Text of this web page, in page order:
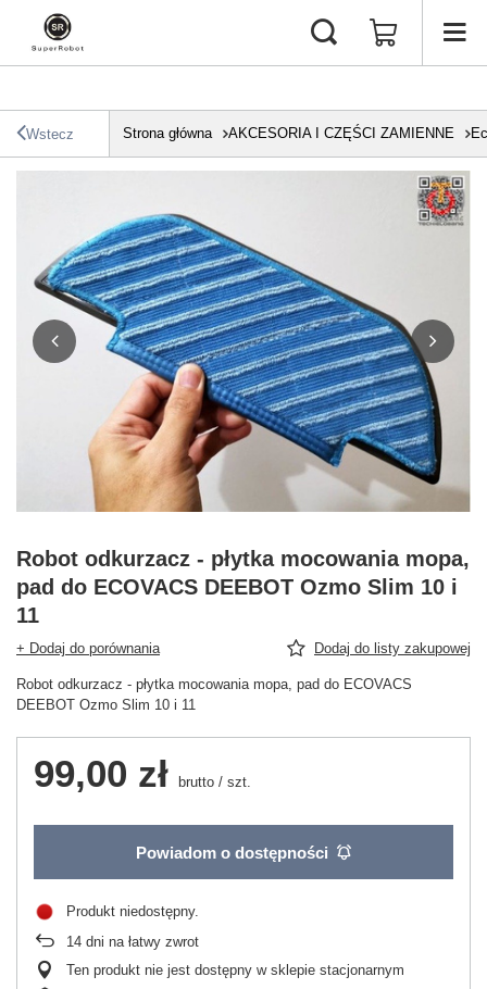
Wstecz Strona główna AKCESORIA I CZĘŚCI ZAMIENNE
Robot odkurzacz - płytka mocowania mopa,
pad do ECOVACS DEEBOT Ozmo Slim 10 i
11
+ Dodaj do porównania Dodaj do listy zakupowej
Robot odkurzacz - płytka mocowania mopa, pad do ECOVACS
DEEBOT Ozmo Slim 10 i 11
99,00 zł brutto / szt.
Powiadom o dostępności
Produkt niedostępny
14 dni na łatwy zwrot
Ten produkt nie jest dostępny w sklepie stacjonarnym